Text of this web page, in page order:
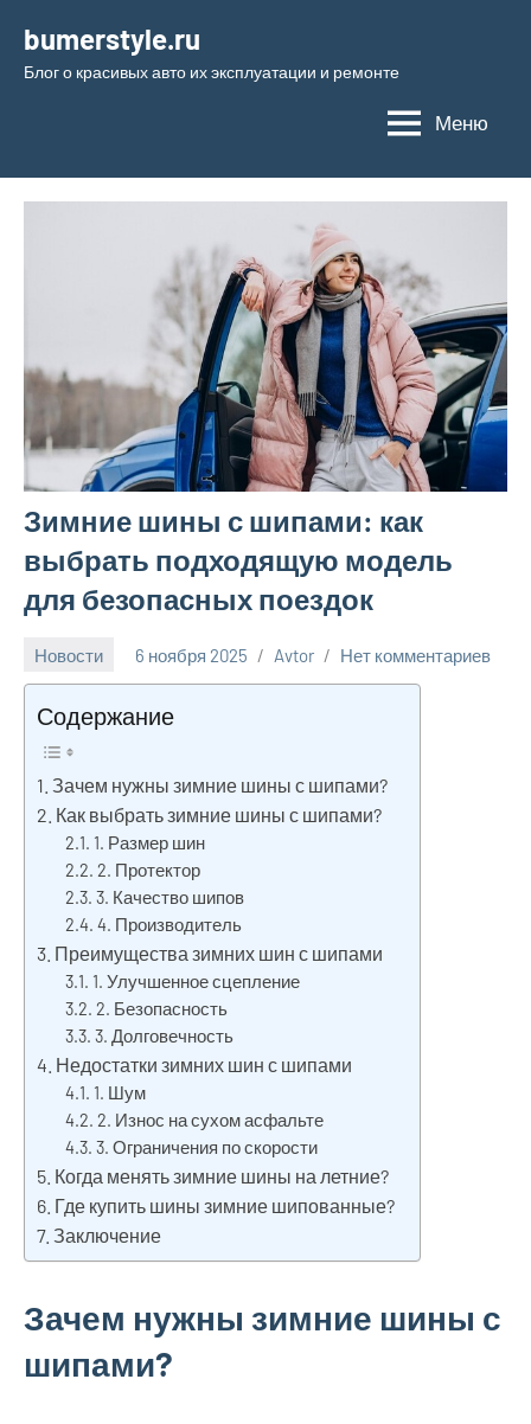
содержимому
bumerstyle.ru
Блог о красивых авто их эксплуатации и ремонте
Меню
Зимние шины с шипами: как
выбрать подходящую модель
для безопасных поездок
Новости 6 ноября 2025 Avtor Нет комментариев
Содержание
Зачем нужны зимние шины с шипами?
Как выбрать зимние шины с шипами?
1. Размер шин
2. Протектор
3. Качество шипов
4. Производитель
Преимущества зимних шин с шипами
1. Улучшенное сцепление
2. Безопасность
3. Долговечность
Недостатки зимних шин с шипами
1. Шум
2. Износ на сухом асфальте
3. Ограничения по скорости
Когда менять зимние шины на летние?
Где купить шины зимние шипованные?
Заключение
Зачем нужны зимние шины с
шипами?